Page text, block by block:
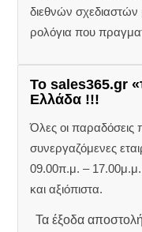
διεθνών
ρολόγια που
Το sales365.gr
Ελλάδα !!!
Όλες οι παραδόσεις
συνεργαζόμενες
09.00π.μ. –
και αξιόπιστα.
Τα έξοδα